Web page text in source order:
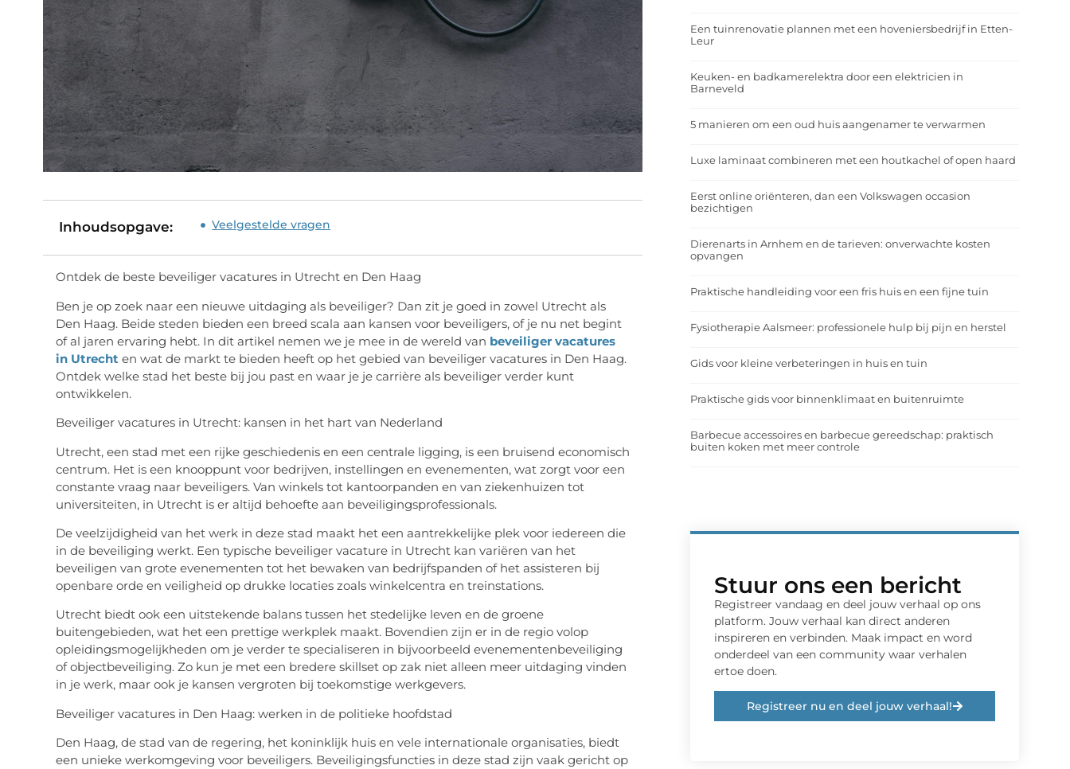
Inhoudsopgave: Veelgestelde vragen
Ontdek de beste beveiliger vacatures in Utrecht en Den Haag
Ben je op zoek naar een nieuwe uitdaging als beveiliger? Dan zit je goed in zowel Utrecht als
Den Haag. Beide steden bieden een breed scala aan kansen voor beveiligers, of je nu net begint
of al jaren ervaring hebt. In dit artikel nemen we je mee in de wereld van beveiliger vacatures
in Utrecht en wat de markt te bieden heeft op het gebied van beveiliger vacatures in Den Haag.
Ontdek welke stad het beste bij jou past en waar je je carrière als beveiliger verder kunt
ontwikkelen.
Beveiliger vacatures in Utrecht: kansen in het hart van Nederland
Utrecht, een stad met een rijke geschiedenis en een centrale ligging, is een bruisend economisch
centrum. Het is een knooppunt voor bedrijven, instellingen en evenementen, wat zorgt voor een
constante vraag naar beveiligers. Van winkels tot kantoorpanden en van ziekenhuizen tot
universiteiten, in Utrecht is er altijd behoefte aan beveiligingsprofessionals.
De veelzijdigheid van het werk in deze stad maakt het een aantrekkelijke plek voor iedereen die
in de beveiliging werkt. Een typische beveiliger vacature in Utrechtkan variëren van het
beveiligen van grote evenementen tot het bewaken van bedrijfspanden of het assisteren bij
openbare orde en veiligheid op drukke locaties zoals winkelcentra en treinstations.
Utrecht biedt ook een uitstekende balans tussen het stedelijke leven en de groene
buitengebieden, wat het een prettige werkplek maakt. Bovendien zijn er in de regio volop
opleidingsmogelijkheden om je verder te specialiseren in bijvoorbeeld evenementenbeveiliging
of objectbeveiliging. Zo kun je met een bredere skillsetop zak niet alleen meer uitdaging vinden
in je werk, maar ook je kansen vergroten bij toekomstige werkgevers.
Beveiliger vacatures in Den Haag: werken in de politieke hoofdstad
Den Haag, de stad van de regering, het koninklijk huis en vele internationale organisaties, biedt
een unieke werkomgeving voor beveiligers. Beveiligingsfuncties in deze stad zijn vaak gericht op
Een tuinrenovatie plannen met een hoveniersbedrijf in Etten-
Leur
Keuken- en badkamerelektra door een elektricien in
Barneveld
5 manieren om een oud huis aangenamer te verwarmen
Luxe laminaat combineren met een houtkachel of open haard
Eerst online oriënteren, dan een Volkswagen occasion
bezichtigen
Dierenarts in Arnhem en de tarieven: onverwachte kosten
opvangen
Praktische handleiding voor een fris huis en een fijne tuin
Fysiotherapie Aalsmeer: professionele hulp bij pijn en herstel
Gids voor kleine verbeteringen in huis en tuin
Praktische gids voor binnenklimaat en buitenruimte
Barbecue accessoires en barbecue gereedschap: praktisch
buiten koken met meer controle
Stuur ons een bericht
Registreer vandaag en deel jouw verhaal op ons
platform. Jouw verhaal kan direct anderen
inspireren en verbinden. Maak impact en word
onderdeel van een community waar verhalen
ertoe doen.
Registreer nu en deel jouw verhaal!